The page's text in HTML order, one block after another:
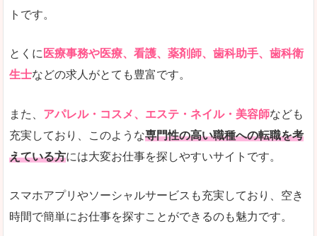
トです。
とくに 医療事務や医療、看護、薬剤師、歯科助手、歯科衛
生士などの求人がとても豊富です。
また、 アパレル・コスメ、エステ・ネイル・美容師なども
充実しており、このような専門性の高い職種への転職を考
えている方には大変お仕事を探しやすいサイトです。
スマホアプリやソーシャルサービスも充実しており、空き
時間で簡単にお仕事を探すことができるのも魅力です。